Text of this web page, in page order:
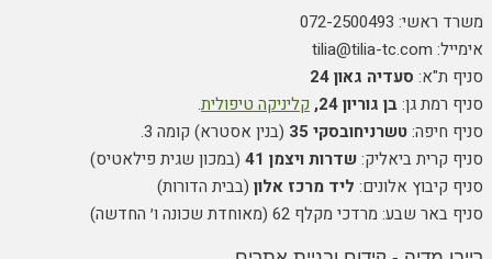
משרד ראשי: 072-2500493
אימייל: tilia@tilia-tc.com
סניף ת"א: סעדיה גאון 24
סניף רמת גן:בן גוריון 24, קליניקה טיפולית.
סניף חיפה:טשרניחובסקי 35
(בנין אסטרא) קומה 3.
סניף קרית ביאליק:שדרות ויצמן 41
(במכון שגית פילאטיס)
סניף קיבוץ אלונים: ליד מרכז אלון (בבית הדורות)
סניף באר שבע: מרדכי מקלף 62 (מאוחדת שכונה ו׳ החדשה)